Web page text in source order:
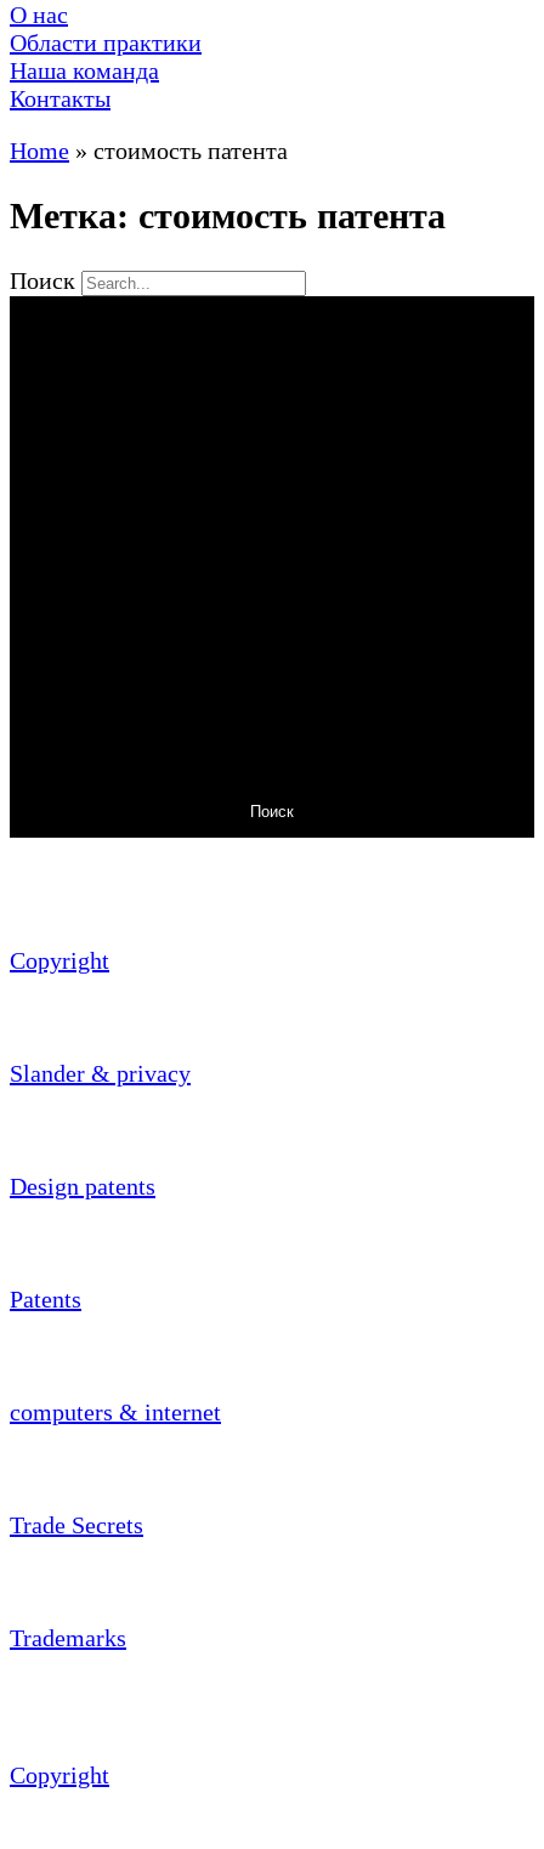
О нас
Области практики
Наша команда
Контакты
Home » стоимость патента
Метка: стоимость патента
Поиск
Поиск
Copyright
Slander & privacy
Design patents
Patents
computers & internet
Trade Secrets
Trademarks
Copyright